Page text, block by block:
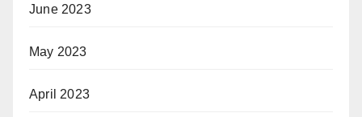
June 2023
May 2023
April 2023